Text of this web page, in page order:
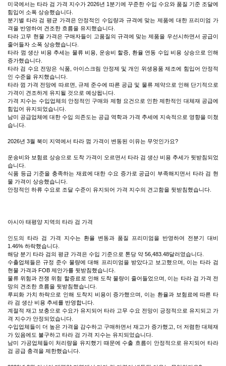
미국에서는 타라 검 가격 지수가 2026년 1분기에 꾸준한 수입 수요와 품질 기준 조달에
힘입어 소폭 상승했습니다.
분기별 타라 검 평균 가격은 안정적인 수입량과 규격에 맞는 제품에 대한 프리미엄 가
격을 반영하여 견조한 흐름을 유지했습니다.
타라 고무 현물 가격은 구매자들이 고품질의 규격에 맞는 제품을 우선시하면서 공급이
줄어들자 소폭 상승했습니다.
타라 껌 생산 비용 추세는 물류 비용, 운송비 할증, 환율 연동 수입 비용 상승으로 인해
증가했습니다.
타라 검 수요 전망은 식품, 아이스크림 안정제 및 개인 위생용품 제조에 힘입어 안정적
인 수준을 유지했습니다.
타라 껌 가격 전망에 따르면, 규제 준수에 따른 공급 및 물류 제약으로 인해 단기적으로
가격이 견조하게 유지될 것으로 예상됩니다.
가격 지수는 수입업체의 안정적인 구매와 제형 요건으로 인한 제한적인 대체재 공급에
힘입어 유지되었습니다.
남미 공급업체에 대한 수입 의존도는 공급 역학과 가격 추세에 지속적으로 영향을 미쳤
습니다.
2026년 3월 북미 지역에서 타라 껌 가격이 변동된 이유는 무엇인가요?
운송비와 보험료 상승으로 도착 가격이 오르면서 타라 검 생산 비용 추세가 뒷받침되었
습니다.
식품 등급 기준을 충족하는 재료에 대한 수요 증가로 공급이 부족해지면서 타라 검 현
물 가격이 상승했습니다.
안정적인 하류 수요로 조달 수준이 유지되어 가격 지수의 견고함을 뒷받침했습니다.
아시아 태평양 지역의 타라 검 가격
인도의 타라 검 가격 지수는 환율 변동과 품질 프리미엄을 반영하여 전분기 대비
1.46% 하락했습니다.
해당 분기 타라 검의 평균 가격은 수입 기준으로 톤당 약 56,483.48달러였습니다.
수출업체들은 규정 준수 물량에 대해 프리미엄을 받았다고 보고했으며, 이는 타라 검
현물 가격과 FOB 제안가를 뒷받침했습니다.
물류 위험과 전쟁 위험 할증료로 인해 도착 물량이 줄어들었으며, 이는 타라 검 가격 전
망의 견조한 흐름을 뒷받침했습니다.
루피화 가치 하락으로 인해 도착지 비용이 증가했으며, 이는 환율과 보험료에 따른 타
라 검 생산 비용 추세를 반영합니다.
계절적 재고 보충으로 수요가 유지되어 타라 고무 수요 전망이 긍정적으로 유지되고 가
격 지수가 안정되었습니다.
수입업체들이 더 높은 가격을 감수하고 구매하면서 재고가 증가했고, 더 저렴한 대체재
가 있음에도 불구하고 타라 검 가격 지수는 유지되었습니다.
남미 가공업체들이 처리량을 유지했기 때문에 수출 흐름이 안정적으로 유지되어 타라
검 공급 충격을 제한했습니다.